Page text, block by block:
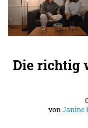
Die richtig
vonJanine